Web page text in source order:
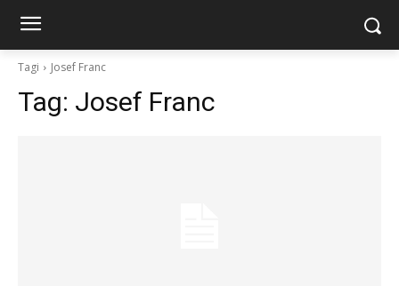
Tagi Josef Franc
Tag: Josef Franc